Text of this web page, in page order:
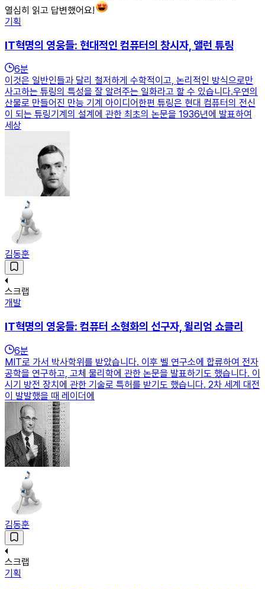
열심히 읽고 답변했어요!
기획
IT혁명의 영웅들: 현대적인 컴퓨터의 창시자, 앨런 튜링
6분
이것은 일반인들과 달리 철저하게 수학적이고, 논리적인 방식으로만
사고하는 튜링의 특성을 잘 알려주는 일화라고 할 수 있습니다.우연의
산물로 만들어진 만능 기계 아이디어한편 튜링은 현대 컴퓨터의 전신
이 되는 튜링기계의 설계에 관한 최초의 논문을 1936년에 발표하여
세상
김동훈
스크랩
개발
IT혁명의 영웅들: 컴퓨터 소형화의 선구자, 윌리엄 쇼클리
6분
MIT로 가서 박사학위를 받았습니다. 이후 벨 연구소에 합류하여 전자
공학을 연구하고, 고체 물리학에 관한 논문을 발표하기도 했습니다. 이
시기 방전 장치에 관한 기술로 특허를 받기도 했습니다. 2차 세계 대전
이 발발했을 때 레이더에
김동훈
스크랩
기획